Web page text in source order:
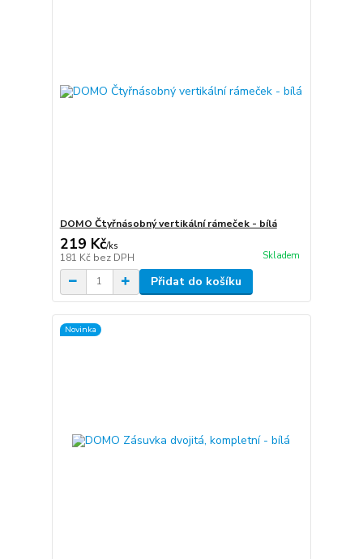
DOMO Čtyřnásobný vertikální rámeček - bílá
219 Kč/ks
181 Kč bez DPH Skladem
Přidat do košíku
Novinka